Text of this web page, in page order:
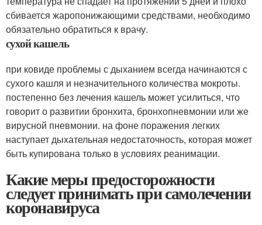
сбивается жаропонижающими средствами, необходимо
обязательно обратиться к врачу.
сухой кашель
при ковиде проблемы с дыханием всегда начинаются с
сухого кашля и незначительного количества мокроты.
постепенно без лечения кашель может усилиться, что
говорит о развитии бронхита, бронхопневмонии или же
вирусной пневмонии. на фоне поражения легких
наступает дыхательная недостаточность, которая может
быть купирована только в условиях реанимации.
Какие меры предосторожности
следует принимать при самолечении
коронавируса